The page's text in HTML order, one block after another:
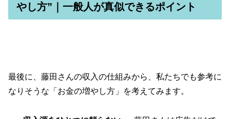
やし方”｜一般人が真似できるポイント
最後に、藤田さんの収入の仕組みから、私たちでも参考に
なりそうな「お金の増やし方」を考えてみます。